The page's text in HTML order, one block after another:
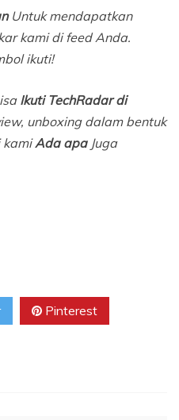
Untuk mendapatkan
kami di feed Anda.
ikuti!
Ikuti TechRadar di
unboxing dalam bentuk
kamiAda apaJuga
Pinterest